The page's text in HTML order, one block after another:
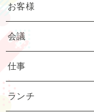
お客様
会議
仕事
ランチ